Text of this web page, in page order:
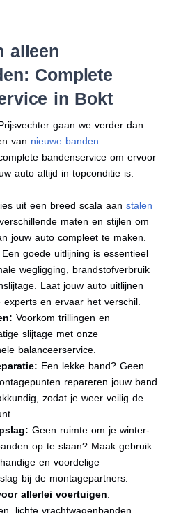
alleen
Complete
in Bokt
gaan we verder dan
van nieuwe banden.
bandenservice om ervoor
auto altijd in topconditie is.
uit een breed scala aan stalen
maten en stijlen om
jouw auto compleet te maken.
Een goede uitlijning is essentieel
wegligging, brandstofverbruik
Laat jouw auto uitlijnen
experts en ervaar het verschil.
Voorkom trillingen en
slijtage met onze
balanceerservice.
Een lekke band? Geen
repareren jouw band
zodat je weer veilig de
Geen ruimte om je winter-
op te slaan? Maak gebruik
en voordelige
bij de montagepartners.
allerlei voertuigen:
lichte vrachtwagenbanden,